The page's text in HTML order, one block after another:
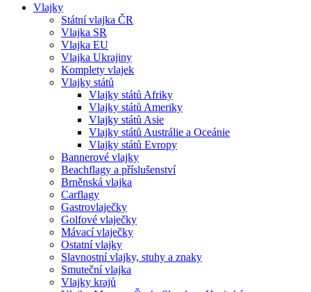
Hlavní
navigace
Vlajky
Státní vlajka ČR
Vlajka SR
Vlajka EU
Vlajka Ukrajiny
Komplety vlajek
Vlajky států
Vlajky států Afriky
Vlajky států Ameriky
Vlajky států Asie
Vlajky států Austrálie a Oceánie
Vlajky států Evropy
Bannerové vlajky
Beachflagy a příslušenství
Brněnská vlajka
Carflagy
Gastrovlaječky
Golfové vlaječky
Mávací vlaječky
Ostatní vlajky
Slavnostní vlajky, stuhy a znaky
Smuteční vlajka
Vlajky krajů